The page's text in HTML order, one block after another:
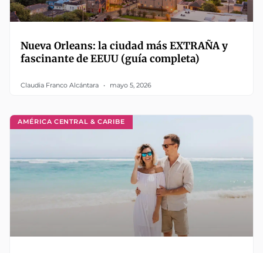
Nueva Orleans: la ciudad más EXTRAÑA y
fascinante de EEUU (guía completa)
Claudia Franco Alcántara mayo 5, 2026
AMÉRICA CENTRAL & CARIBE